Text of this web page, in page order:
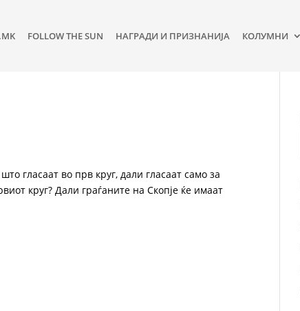
FOLLOW THE SUN НАГРАДИ И ПРИЗНАНИЈА КОЛУМНИ
гласаат во прв круг, дали гласаат само за
круг? Дали граѓаните на Скопје ќе имаат